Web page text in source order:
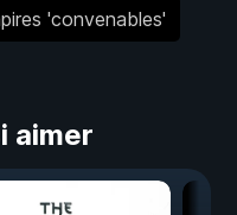
'convenables'
aimer